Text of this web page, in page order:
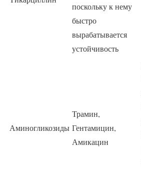
поскольку к нему
быстро
вырабатывается
устойчивость
Аминогликозиды
Трамин,
Гентамицин,
Амикацин